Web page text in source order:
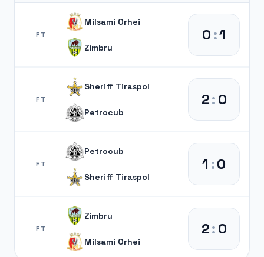
FT
Milsami Orhei
Zimbru
0:1
FT
Sheriff Tiraspol
Petrocub
2:0
FT
Petrocub
Sheriff Tiraspol
1 :0
FT
Zimbru
Milsami Orhei
2:0